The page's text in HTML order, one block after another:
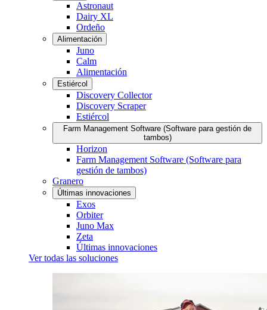
Astronaut
Dairy XL
Ordeño
Alimentación
Juno
Calm
Alimentación
Estiércol
Discovery Collector
Discovery Scraper
Estiércol
Farm Management Software (Software para gestión de
tambos)
Horizon
Farm Management Software (Software para
gestión de tambos)
Granero
Últimas innovaciones
Exos
Orbiter
Juno Max
Zeta
Últimas innovaciones
Ver todas las soluciones